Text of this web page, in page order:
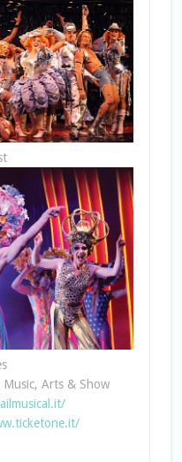
Music, Arts & Show